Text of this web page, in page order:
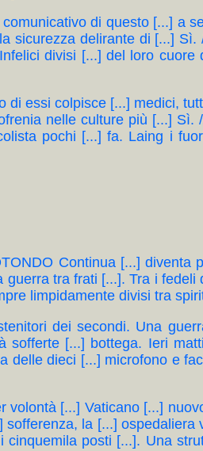
di questo [...] a
sicurezza delirante di [...] Sì.
divisi [...] del loro
di essi colpisce [...] medici,
nelle culture più [...] Sì.
pochi [...] fa. Laing i
Continua [...]
guerra tra frati [...]. Tra i
limpidamente divisi tra
dei secondi. Una
sofferte [...] bottega. Ieri
delle dieci [...] microfono e
volontà [...] Vaticano [...]
la [...] ospedaliera
posti [...]. Una